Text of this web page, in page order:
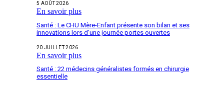
5 AOÛT 2026
En savoir plus
Santé : Le CHU Mère-Enfant présente son bilan et ses
innovations lors d’une journée portes ouvertes
20 JUILLET 2026
En savoir plus
Santé : 22 médecins généralistes formés en chirurgie
essentielle